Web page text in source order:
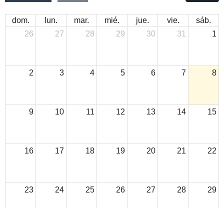
dom. lun. mar. mié. jue. vie.
sáb.
26
27 28 29 30 31 1
2 3 4 5 6 7 8
9 10 11 12 13 14 15
16 17 18 19 20 21 22
23 24 25 26 27 28 29